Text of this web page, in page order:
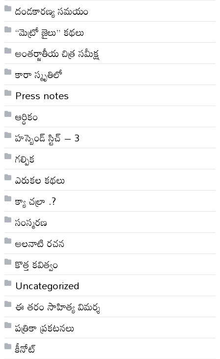
దండకారణ్య సమయం
“మెట్రో జైలు” కథలు
అంతర్జాతీయ చిత్ర సమీక్ష
కారా స్మృతిలో
Press notes
ఆర్ధికం
హస్బెండ్ స్టిచ్ – 3
గల్పిక
ఎరుకల కథలు
క్యా చల్రా .?
సంస్మరణ
అలనాటి రచన
కొత్త కవిత్వం
Uncategorized
ఈ తరం సాహిత్య విమర్శ
పత్రికా ప్రకటనలు
కీనోట్